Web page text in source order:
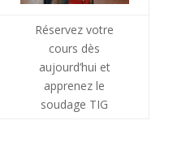
Réservez votre
cours dès
aujourd’hui et
apprenez le
soudage TIG